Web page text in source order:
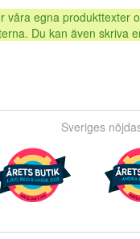
våra egna produkttexter
Du kan även skriva
Sveriges